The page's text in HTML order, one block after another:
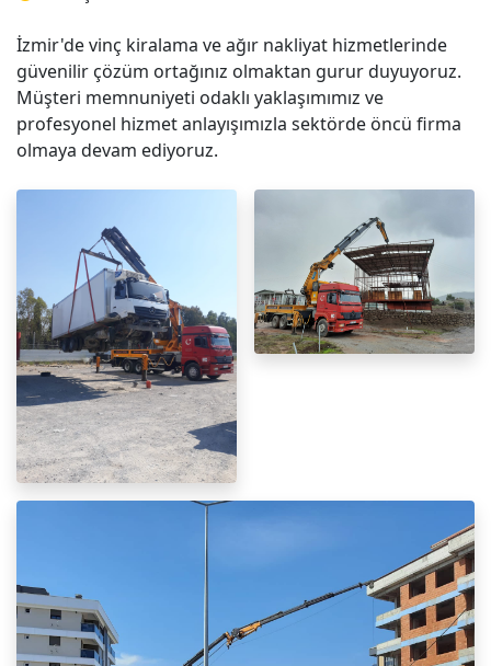
İzmir'de vinç kiralama ve ağır nakliyat hizmetlerinde
güvenilir çözüm ortağınız olmaktan gurur duyuyoruz.
Müşteri memnuniyeti odaklı yaklaşımımız ve
profesyonel hizmet anlayışımızla sektörde öncü firma
olmaya devam ediyoruz.